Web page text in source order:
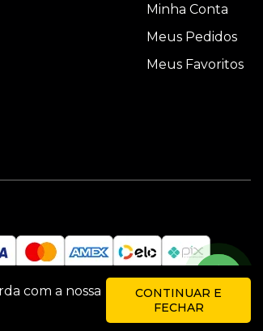
Minha Conta
Meus Pedidos
Meus Favoritos
com a nossa
CONTINUAR E
FECHAR